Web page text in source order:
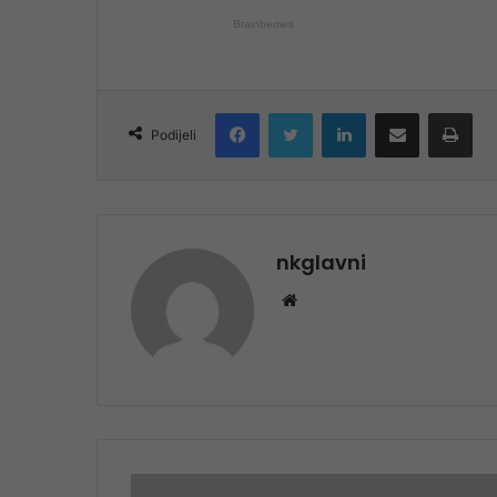
Podijeli
FacebookTwitter LinkedInShare via Email
nkglavni